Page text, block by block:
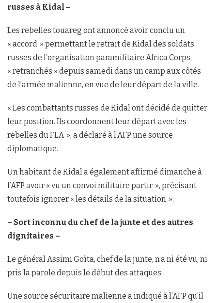
russes à Kidal –
Les rebelles touareg ont annoncé avoir conclu un
« accord » permettant le retrait de Kidal des soldats
russes de l’organisation paramilitaire Africa Corps,
« retranchés » depuis samedi dans un camp aux côtés
de l’armée malienne, en vue de leur départ de la ville.
« Les combattants russes de Kidal ont décidé de quitter
leur position. Ils coordonnent leur départ avec les
rebelles du FLA », a déclaré à l’AFP une source
diplomatique.
Un habitant de Kidal a également affirmé dimanche à
l’AFP avoir « vu un convoi militaire partir », précisant
toutefois ignorer « les détails de la situation ».
– Sort inconnu du chef de la junte et des autres
dignitaires –
Le général Assimi Goïta, chef de la junte, n’a ni été vu, ni
pris la parole depuis le début des attaques.
Une source sécuritaire malienne a indiqué à l’AFP qu’il